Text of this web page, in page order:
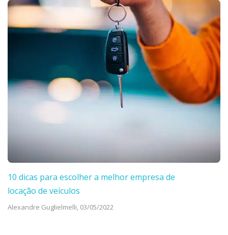
10 dicas para escolher a melhor empresa de
locação de veículos
Alexandre Guglielmelli, 03/05/2022